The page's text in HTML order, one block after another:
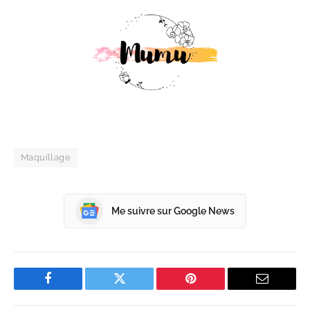
Maquillage
Me suivre sur Google News
Facebook Twitter Pinterest Email